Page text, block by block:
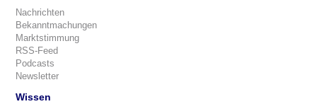
Nachrichten
Bekanntmachungen
Marktstimmung
RSS-Feed
Podcasts
Newsletter
Wissen